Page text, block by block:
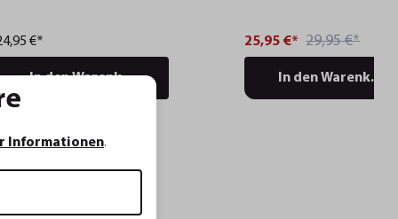
€*
In den Warenkorb
25,95 €* 29,95 €*
In den Warenkorb
Informationen.